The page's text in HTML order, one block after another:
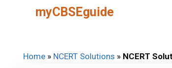
myCBSEguide
Home » NCERT Solutions » NCERT